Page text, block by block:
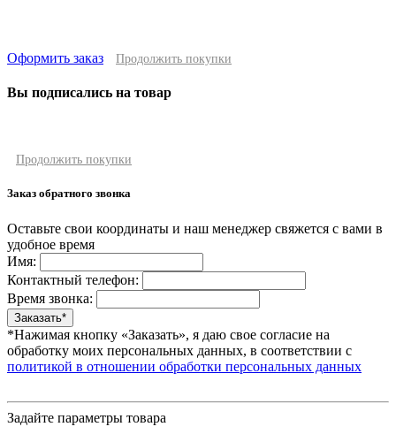
Оформить заказ Продолжить покупки
Вы подписались на товар
Продолжить покупки
Заказ обратного звонка
Оставьте свои координаты и наш менеджер свяжется с вами в
удобное время
Имя:
Контактный телефон:
Время звонка:
*Нажимая кнопку «Заказать», я даю свое согласие на
обработку моих персональных данных, в соответствии с
политикой в отношении обработки персональных данных
Задайте параметры товара